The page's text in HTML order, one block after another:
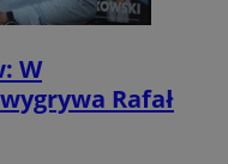
W
Rafał